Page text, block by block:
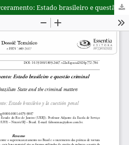
A tortura no superencarceramento: Estado brasileiro e questão criminal